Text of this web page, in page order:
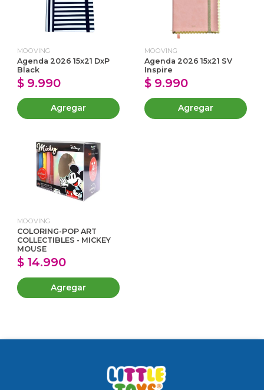
MOOVING
Agenda 2026 15x21 DxP
Black
$ 9.990
Agregar
MOOVING
Agenda 2026 15x21 SV
Inspire
$ 9.990
Agregar
MOOVING
COLORING-POP ART
COLLECTIBLES - MICKEY
MOUSE
$ 14.990
Agregar